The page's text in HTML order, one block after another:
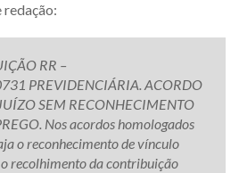
redação:
RR –
PREVIDENCIÁRIA. ACORDO
SEM RECONHECIMENTO
Nos acordos homologados
o reconhecimento de vínculo
recolhimento da contribuição